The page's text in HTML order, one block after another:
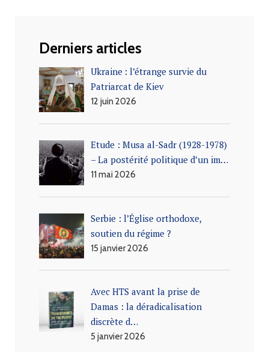
Derniers articles
Ukraine : l’étrange survie du
Patriarcat de Kiev
12 juin 2026
Etude : Musa al-Sadr (1928-1978)
– La postérité politique d’un im…
11 mai 2026
Serbie : l’Église orthodoxe,
soutien du régime ?
15 janvier 2026
Avec HTS avant la prise de
Damas : la déradicalisation
discrète d…
5 janvier 2026